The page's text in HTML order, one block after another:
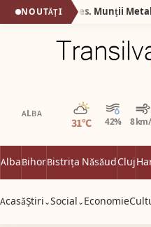
NOUTĂȚI
ALBA
31°C 42% 8
Parțial noros
AlbaBihorBistrița NăsăudCluj
AcasăȘtiri ⌄Social ⌄ Economie